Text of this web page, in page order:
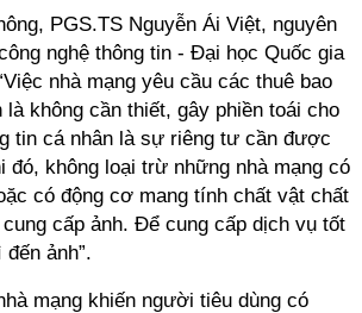
PGS.TS Nguyễn Ái Việt, nguyên
nghệ thông tin - Đại học Quốc gia
nhà mạng yêu cầu các thuê bao
là không cần thiết, gây phiền toái cho
tin cá nhân là sự riêng tư cần được
đó, không loại trừ những nhà mạng có
có động cơ mang tính chất vật chất
cấp ảnh. Để cung cấp dịch vụ tốt
ảnh”.
mạng khiến người tiêu dùng có